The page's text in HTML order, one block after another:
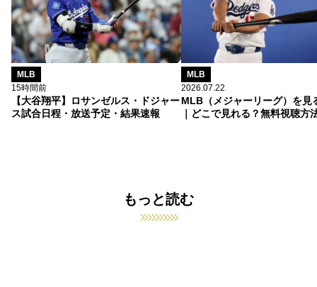
MLB
15時間前
【大谷翔平】ロサンゼルス・ドジャー
ス試合日程・放送予定・結果速報
MLB
2026.07.22
MLB（メジャーリーグ）を見
｜どこで見れる？無料視聴方
もっと読む